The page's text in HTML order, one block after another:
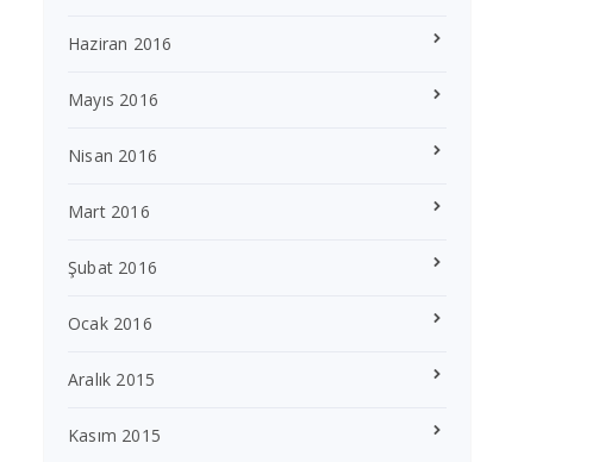
Haziran 2016
Mayıs 2016
Nisan 2016
Mart 2016
Şubat 2016
Ocak 2016
Aralık 2015
Kasım 2015